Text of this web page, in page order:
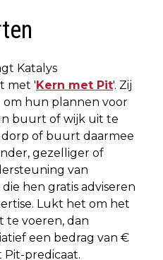
Katalys
met 'Kern met Pit'. Zij
om hun plannen voor
buurt of wijk uit te
of buurt daarmee
gezelliger of
van
hen gratis adviseren
Lukt het om het
te voeren, dan
een bedrag van €
Pit-predicaat.